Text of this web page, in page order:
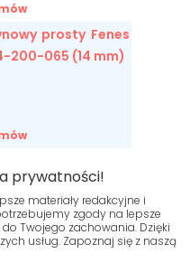
prosty Fenes
200-065 (14 mm)
200-070 (15 mm)
prywatności!
materiały redakcyjne i
zgody na lepsze
Twojego zachowania. Dzięki
usług. Zapoznaj się z naszą